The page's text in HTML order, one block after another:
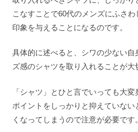
こなすことで60代のメンズにふさ
印象を与えることになるのです。
具体的に述べると、シワの少ない自
ズ感のシャツを取り入れることが大
「シャツ」とひと言でいっても大
ポイントをしっかりと抑えていない
くなってしまうので注意が必要です。